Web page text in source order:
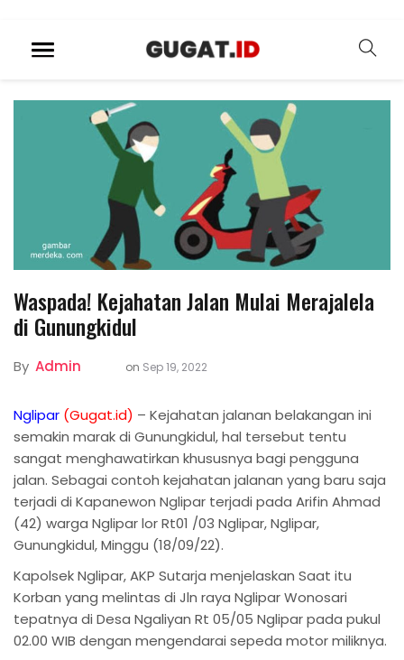
Waspada! Kejahatan Jalan Mulai Merajalela
di Gunungkidul
By Admin on Sep 19, 2022
Nglipar (Gugat.id) – Kejahatan jalanan belakangan ini
semakin marak di Gunungkidul, hal tersebut tentu
sangat menghawatirkan khususnya bagi pengguna
jalan. Sebagai contoh kejahatan jalanan yang baru saja
terjadi di Kapanewon Nglipar terjadi pada Arifin Ahmad
(42) warga Nglipar lor Rt01 /03 Nglipar, Nglipar,
Gunungkidul, Minggu (18/09/22).
Kapolsek Nglipar, AKP Sutarja menjelaskan Saat itu
Korban yang melintas di Jln raya Nglipar Wonosari
tepatnya di Desa Ngaliyan Rt 05/05 Nglipar pada pukul
02.00 WIB dengan mengendarai sepeda motor miliknya.